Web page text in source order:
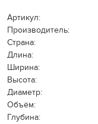
Артикул:
Производитель:
Страна:
Длина:
Ширина:
Высота:
Диаметр:
Объём:
Глубина: